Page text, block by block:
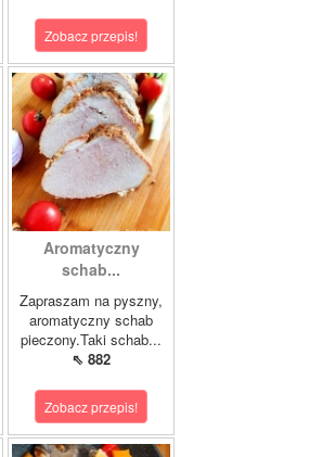
Zobacz przepis!
Aromatyczny
schab...
Zapraszam na pyszny,
aromatyczny schab
pieczony.Taki schab...
⇖ 882
Zobacz przepis!